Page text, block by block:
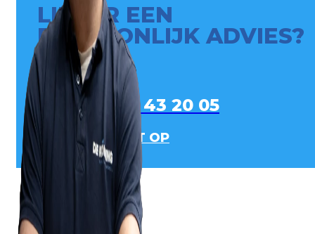
LIEVER EEN
PERSOONLIJK ADVIES?
0413 - 43 20 05
NEEM CONTACT OP